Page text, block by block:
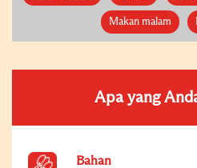
Makan malam
Apa yang
Bahan